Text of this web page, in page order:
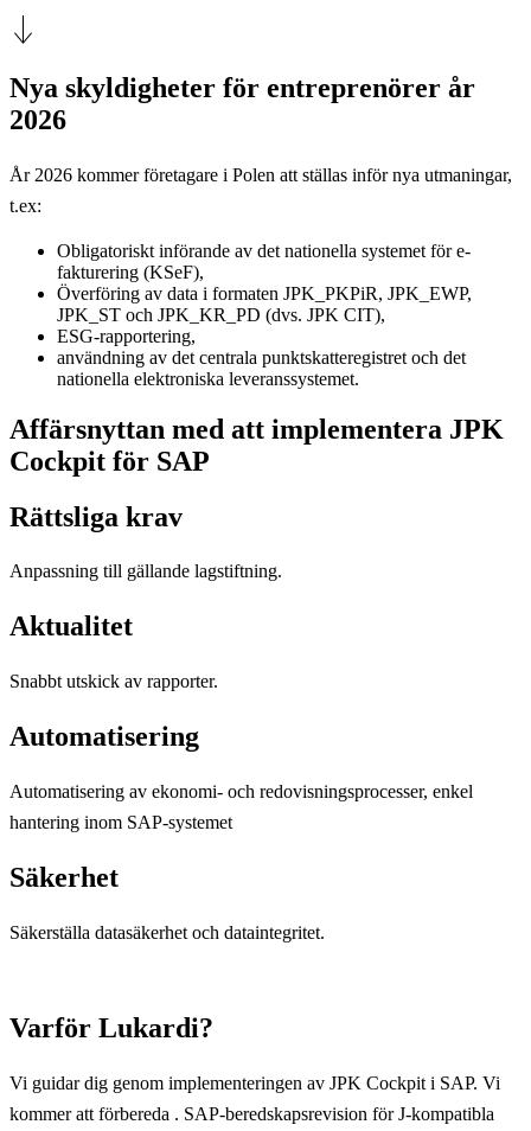
Nya skyldigheter för entreprenörer år
2026
År 2026 kommer företagare i Polen att ställas inför nya utmaningar,
t.ex:
Obligatoriskt införande av det nationella systemet för e-
fakturering (KSeF),
Överföring av data i formaten JPK_PKPiR, JPK_EWP,
JPK_ST och JPK_KR_PD (dvs. JPK CIT),
ESG-rapportering,
användning av det centrala punktskatteregistret och det
nationella elektroniska leveranssystemet.
Affärsnyttan med att implementera JPK
Cockpit för SAP
Rättsliga krav
Anpassning till gällande lagstiftning.
Aktualitet
Snabbt utskick av rapporter.
Automatisering
Automatisering av ekonomi- och redovisningsprocesser, enkel
hantering inom SAP-systemet
Säkerhet
Säkerställa datasäkerhet och dataintegritet.
Varför Lukardi?
Vi guidar dig genom implementeringen av JPK Cockpit i SAP. Vi
kommer att förbereda . SAP-beredskapsrevision för J-kompatibla